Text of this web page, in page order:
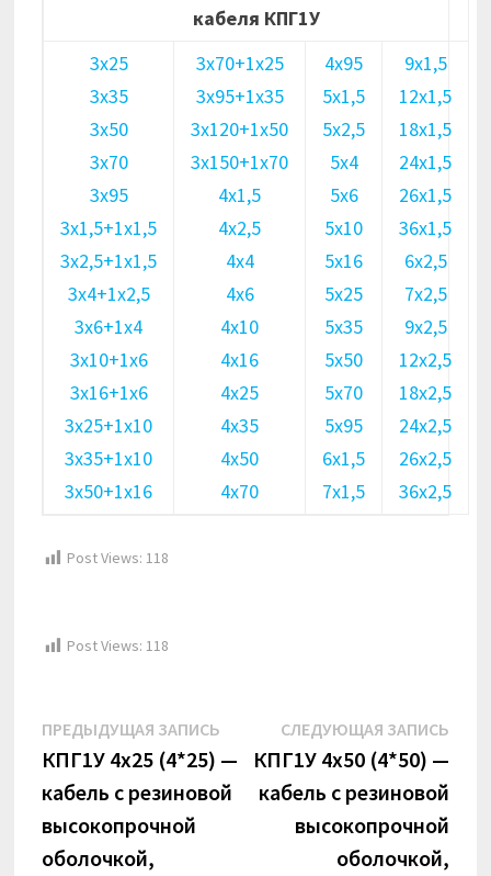
кабеля КПГ1У
3х25
3х35
3х50
3х70
3х95
3х1,5+1х1,5
3х2,5+1х1,5
3х4+1х2,5
3х6+1х4
3х10+1х6
3х16+1х6
3х25+1х10
3х35+1х10
3х50+1х16
3х70+1х25
3х95+1х35
3х120+1х50
3х150+1х70
4х1,5
4х2,5
4х4
4х6
4х10
4х16
4х25
4х35
4х50
4х70
4х95
5х1,5
5х2,5
5х4
5х6
5х10
5х16
5х25
5х35
5х50
5х70
5х95
6х1,5
7х1,5
9х1,5
12х1,5
18х1,5
24х1,5
26х1,5
36х1,5
6х2,5
7х2,5
9х2,5
12х2,5
18х2,5
24х2,5
26х2,5
36х2,5
Post Views: 118
Post Views: 118
Навигация
по
записям
ПРЕДЫДУЩАЯ ЗАПИСЬ Предыдущая
запись:
КПГ1У 4х25 (4*25) —
кабель с резиновой
высокопрочной
оболочкой,
СЛЕДУЮЩАЯ ЗАПИСЬ
КПГ1У 4х50 (4*50) —
кабель с резиновой
высокопрочной
оболочкой,